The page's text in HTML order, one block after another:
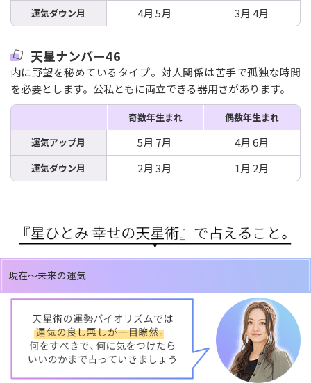
運気ダウン月 4月 5月 3月 4月
天星ナンバー46
内に野望を秘めているタイプ。対人関係は苦手で孤独な時間
を必要とします。公私ともに両立できる器用さがあります。
奇数年生まれ
偶数年生まれ
運気アップ月
5月 7月 4月 6月
運気ダウン月 2月 3月 1月 2月
現在～未来の運気